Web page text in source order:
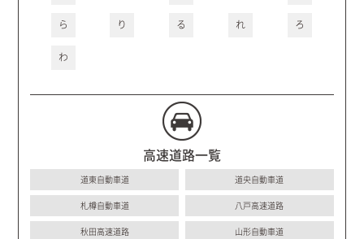
ら り る れ ろ
わ
高速道路一覧
道東自動車道 道央自動車道
札樽自動車道 八戸高速道路
秋田高速道路 山形自動車道